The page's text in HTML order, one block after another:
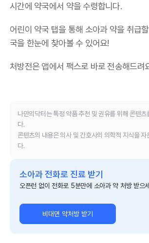
시간에 약국에서 약을 수령합니다.
어린이 약국 탭을 통해 소아과 약을 취급
국을 한눈에 찾아볼 수 있어요!
처방전은 앱에서 팩스로 바로 전송해드려
나만의닥터는 특정 약품 추천 및 권유를 위해 콘텐츠
다.
콘텐츠의 내용은 의사 및 간호사의 의학적 지식을 자
다.
소아과 전화로 진료 받기
오픈런 없이 전화로 5분만에 소아과 약 처방 받으
비대면 약처방 받기